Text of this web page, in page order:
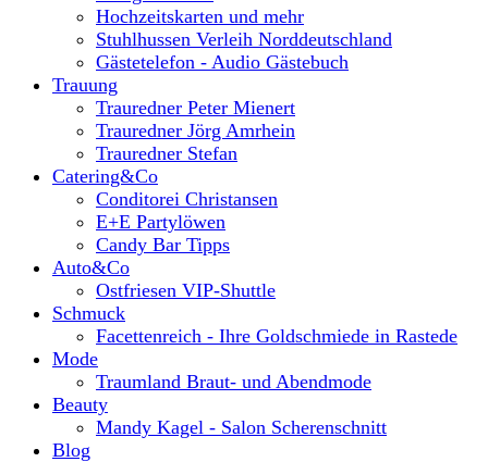
Hochzeitskarten und mehr
Stuhlhussen Verleih Norddeutschland
Gästetelefon - Audio Gästebuch
Trauung
Trauredner Peter Mienert
Trauredner Jörg Amrhein
Trauredner Stefan
Catering&Co
Conditorei Christansen
E+E Partylöwen
Candy Bar Tipps
Auto&Co
Ostfriesen VIP-Shuttle
Schmuck
Facettenreich - Ihre Goldschmiede in Rastede
Mode
Traumland Braut- und Abendmode
Beauty
Mandy Kagel - Salon Scherenschnitt
Blog